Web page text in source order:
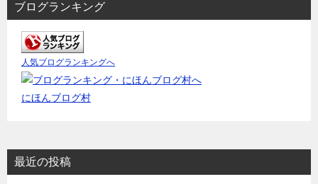
ブログランキング
人気ブログランキングへ
にほんブログ村
最近の投稿